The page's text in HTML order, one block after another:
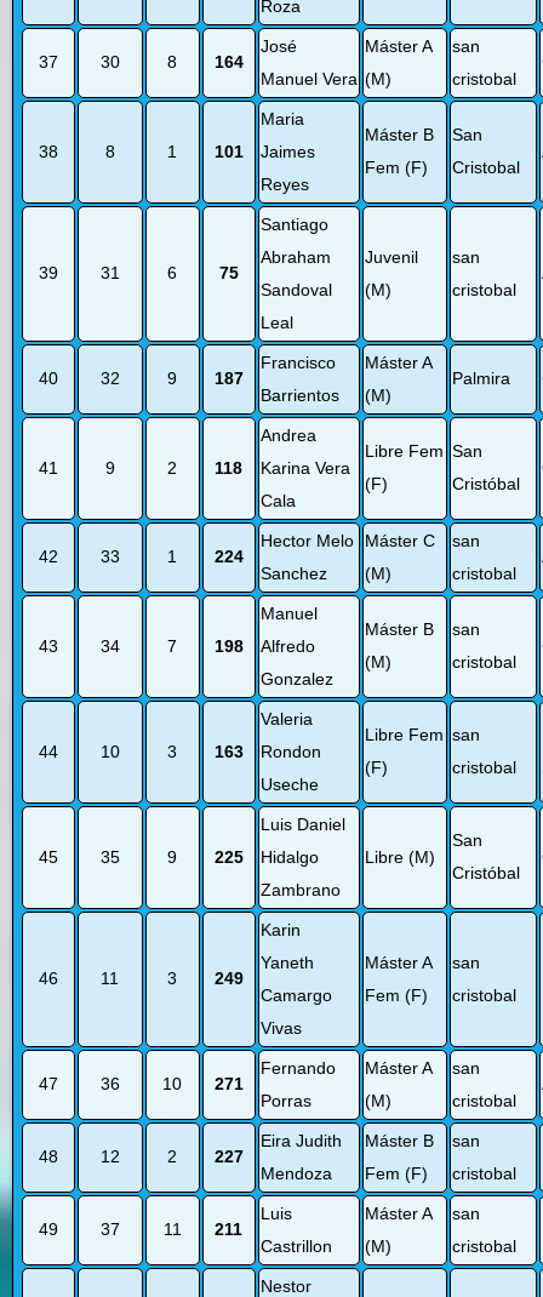
Roza
37 30 8 164
José
Manuel Vera
Máster A
(M)
san
cristobal
38 8 1 101
Maria
Jaimes
Reyes
Máster B
Fem (F)
San
Cristobal
39 31 6 75
Santiago
Abraham
Sandoval
Leal
Juvenil
(M)
san
cristobal
40 32 9 187
Francisco
Barrientos
Máster A
(M)
Palmira
41 9 2 118
Andrea
Karina Vera
Cala
Libre Fem
(F)
San
Cristóbal
42 33 1 224
Hector Melo
Sanchez
Máster C
(M)
san
cristobal
43 34 7 198
Manuel
Alfredo
Gonzalez
Máster B
(M)
san
cristobal
44 10 3 163
Valeria
Rondon
Useche
Libre Fem
(F)
san
cristobal
45 35 9 225
Luis Daniel
Hidalgo
Zambrano
Libre (M)
San
Cristóbal
46 11 3 249
Karin
Yaneth
Camargo
Vivas
Máster A
Fem (F)
san
cristobal
47 36 10 271
Fernando
Porras
Máster A
(M)
san
cristobal
48 12 2 227
Eira Judith
Mendoza
Máster B
Fem (F)
san
cristobal
49 37 11 211
Luis
Castrillon
Máster A
(M)
san
cristobal
Nestor